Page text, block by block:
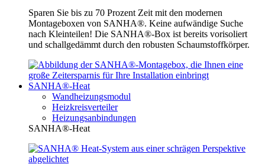
Sparen Sie bis zu 70 Prozent Zeit mit den modernen
Montageboxen von SANHA®. Keine aufwändige Suche
nach Kleinteilen! Die SANHA®-Box ist bereits vorisoliert
und schallgedämmt durch den robusten Schaumstoffkörper.
SANHA®-Heat
Wandheizungsmodul
Heizkreisverteiler
Heizungsanbindungen
SANHA®-Heat